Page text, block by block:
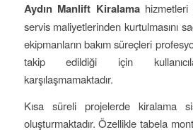
Aydın Manlift Kiralamahizmetleri
servis maliyetlerinden kurtulmasını
ekipmanların bakım süreçleri
takip edildiği için
karşılaşmamaktadır.
Kısa süreli projelerde kiralama
oluşturmaktadır. Özellikle tabela